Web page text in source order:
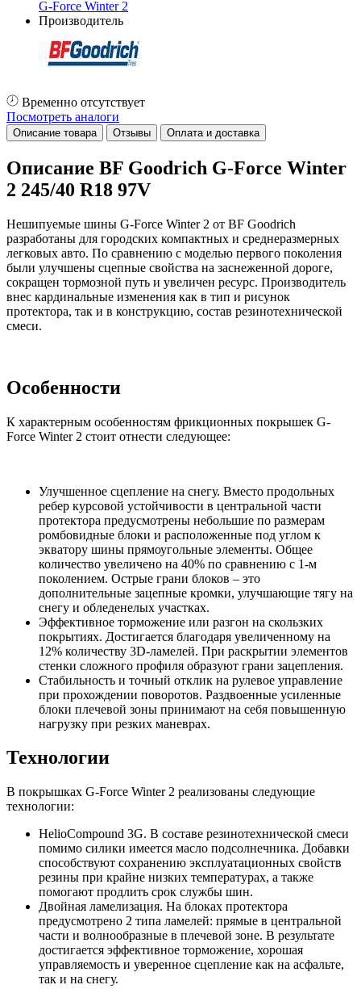
G-Force Winter 2
Производитель
Временно отсутствует
Посмотреть аналоги
Описание товара Отзывы Оплата и доставка
Описание BF Goodrich G-Force Winter
2 245/40 R18 97V
Нешипуемые шины G-Force Winter 2 от BF Goodrich
разработаны для городских компактных и среднеразмерных
легковых авто. По сравнению с моделью первого поколения
были улучшены сцепные свойства на заснеженной дороге,
сокращен тормозной путь и увеличен ресурс. Производитель
внес кардинальные изменения как в тип и рисунок
протектора, так и в конструкцию, состав резинотехнической
смеси.
Особенности
К характерным особенностям фрикционных покрышек G-
Force Winter 2 стоит отнести следующее:
Улучшенное сцепление на снегу. Вместо продольных
ребер курсовой устойчивости в центральной части
протектора предусмотрены небольшие по размерам
ромбовидные блоки и расположенные под углом к
экватору шины прямоугольные элементы. Общее
количество увеличено на 40% по сравнению с 1-м
поколением. Острые грани блоков – это
дополнительные зацепные кромки, улучшающие тягу на
снегу и обледенелых участках.
Эффективное торможение или разгон на скользких
покрытиях. Достигается благодаря увеличенному на
12% количеству 3D-ламелей. При раскрытии элементов
стенки сложного профиля образуют грани зацепления.
Стабильность и точный отклик на рулевое управление
при прохождении поворотов. Раздвоенные усиленные
блоки плечевой зоны принимают на себя повышенную
нагрузку при резких маневрах.
Технологии
В покрышках G-Force Winter 2 реализованы следующие
технологии:
HelioCompound 3G. В составе резинотехнической смеси
помимо силики имеется масло подсолнечника. Добавки
способствуют сохранению эксплуатационных свойств
резины при крайне низких температурах, а также
помогают продлить срок службы шин.
Двойная ламелизация. На блоках протектора
предусмотрено 2 типа ламелей: прямые в центральной
части и волнообразные в плечевой зоне. В результате
достигается эффективное торможение, хорошая
управляемость и уверенное сцепление как на асфальте,
так и на снегу.